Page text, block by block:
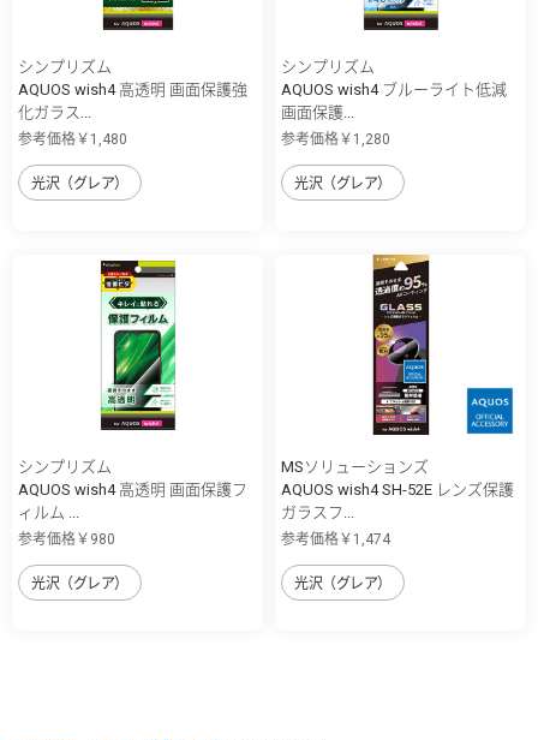
シンプリズム
AQUOS wish4 高透明 画面保護強
化ガラス...
参考価格￥1,480
光沢（グレア）
シンプリズム
AQUOS wish4 ブルーライト低減
画面保護...
参考価格￥1,280
光沢（グレア）
シンプリズム
AQUOS wish4 高透明 画面保護フ
ィルム ...
参考価格￥980
光沢（グレア）
MSソリューションズ
AQUOS wish4 SH-52E レンズ保護
ガラスフ...
参考価格￥1,474
光沢（グレア）